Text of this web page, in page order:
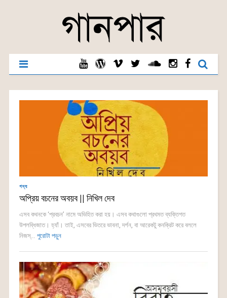
গদ্য
অপ্রিয় বচনের অবয়ব || নিখিল দেব
এসব কথনকে ‘প্রবচন’ নামে অভিহিত করা হয়। এসব কথাগুলো প্রথমত ব্যক্তিগত
উপলব্ধিজাত। হ্যাঁ। তাই, এসবের ভিতরে ভাবনা, দর্শন, বা আরেকটু কনক্রিট করে বললে
নিজস্... পুরোটা পড়ুন